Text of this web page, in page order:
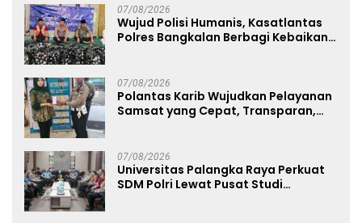
07/08/2026
Wujud Polisi Humanis, Kasatlantas
Polres Bangkalan Berbagi Kebaikan
07/08/2026
Polantas Karib Wujudkan Pelayanan
Samsat yang Cepat, Transparan,
07/08/2026
Universitas Palangka Raya Perkuat
SDM Polri Lewat Pusat Studi